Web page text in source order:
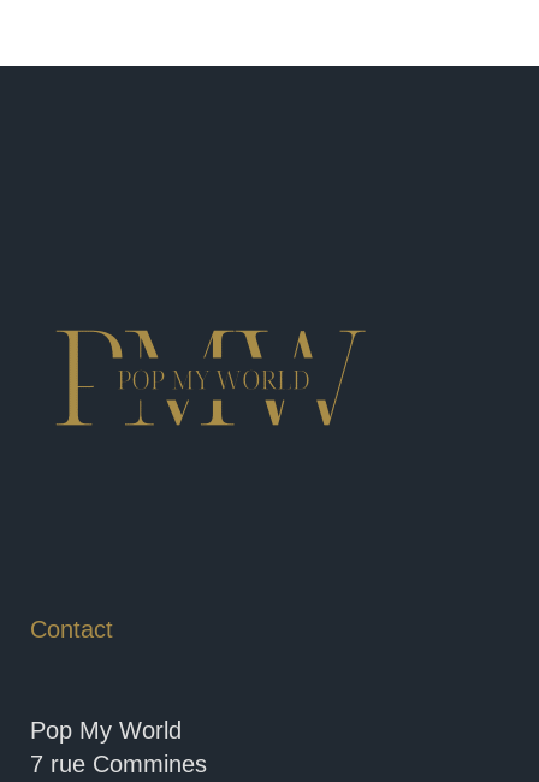
Contact
Pop My World
7 rue Commines